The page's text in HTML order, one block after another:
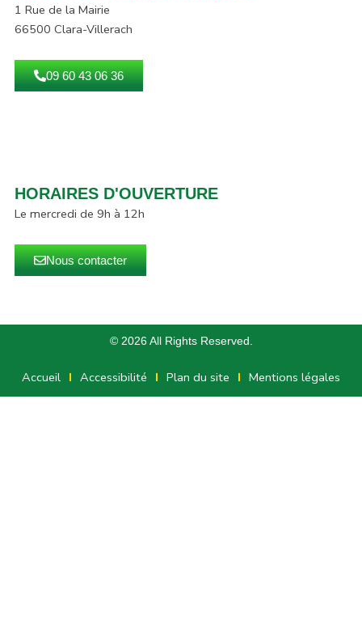
1 Rue de la Mairie
66500 Clara-Villerach
09 60 43 06 36
HORAIRES D'OUVERTURE
Le mercredi de 9h à 12h
Nous contacter
© 2026 All Rights Reserved.
Accueil Accessibilité Plan du site Mentions légales